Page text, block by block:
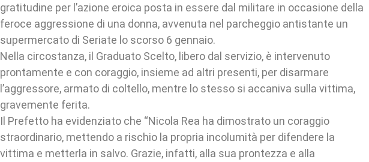
gratitudine per l’azione eroica posta in essere dal militare in occasione della
feroce aggressione di una donna, avvenuta nel parcheggio antistante un
supermercato di Seriate lo scorso 6 gennaio.
Nella circostanza, il Graduato Scelto, libero dal servizio, è intervenuto
prontamente e con coraggio, insieme ad altri presenti, per disarmare
l’aggressore, armato di coltello, mentre lo stesso si accaniva sulla vittima,
gravemente ferita.
Il Prefetto ha evidenziato che “Nicola Rea ha dimostrato un coraggio
straordinario, mettendo a rischio la propria incolumità per difendere la
vittima e metterla in salvo. Grazie, infatti, alla sua prontezza e alla